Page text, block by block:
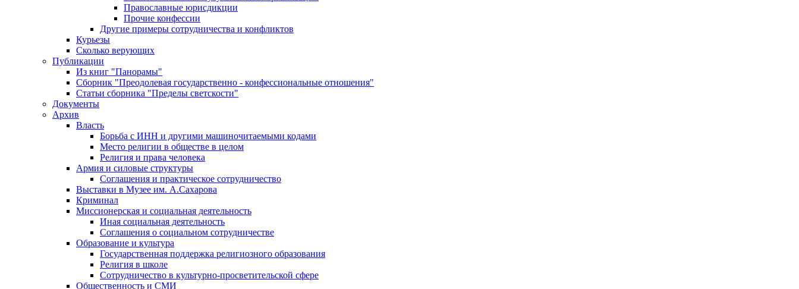
Православные юрисдикции
Прочие конфессии
Другие примеры сотрудничества и конфликтов
Курьезы
Сколько верующих
Публикации
Из книг "Панорамы"
Сборник "Преодолевая государственно - конфессиональные отношения"
Статьи сборника "Пределы светскости"
Документы
Архив
Власть
Борьба с ИНН и другими машиночитаемыми кодами
Место религии в обществе в целом
Религия и права человека
Армия и силовые структуры
Соглашения и практическое сотрудничество
Выставки в Музее им. А.Сахарова
Криминал
Миссионерская и социальная деятельность
Иная социальная деятельность
Соглашения о социальном сотрудничестве
Образование и культура
Государственная поддержка религиозного образования
Религия в школе
Сотрудничество в культурно-просветительской сфере
Общественность и СМИ